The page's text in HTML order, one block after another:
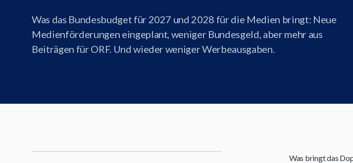
Was das Bundesbudget für 2027 und 2028 für die Medien bringt: Neue
Medienförderungen eingeplant, weniger Bundesgeld, aber mehr aus
Beiträgen für ORF. Und wieder weniger Werbeausgaben.
Was bringt das